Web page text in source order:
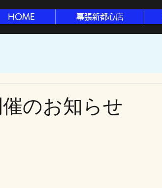
HOME 幕張新都心店
のお知らせ